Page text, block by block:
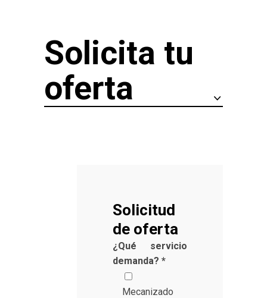
Solicita tu
oferta
Solicitud
de oferta
¿Qué servicio
demanda? *
Mecanizado